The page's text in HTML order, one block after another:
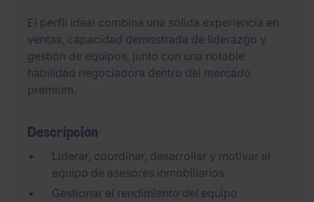
El perfil ideal combina una sólida experiencia en
ventas, capacidad demostrada de liderazgo y
gestión de equipos, junto con una notable
habilidad negociadora dentro del mercado
premium.
Descripción
Liderar, coordinar, desarrollar y motivar al
equipo de asesores inmobiliarios.
Gestionar el rendimiento del equipo